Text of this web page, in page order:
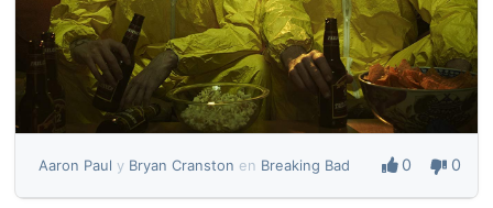
Aaron Paul y Bryan Cranston en Breaking Bad 0 0